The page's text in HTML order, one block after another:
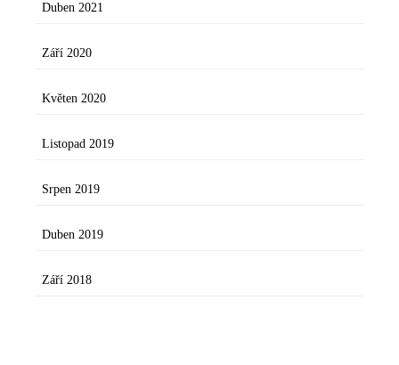
Duben 2021
Září 2020
Květen 2020
Listopad 2019
Srpen 2019
Duben 2019
Září 2018